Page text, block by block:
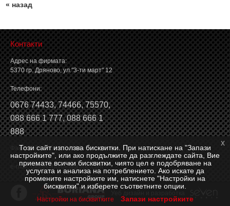
« назад
Контакти
Адрес на фирмата:
5370 гр. Дряново, ул."3-ти март" 12
Телефони:
0676 74433,74466,75570,
088 666 1 777,088 666 1
888
Факс: 0676 74546, 74466
e-mail:office@borianagroup.com
Този сайт използва бисквитки. При натискане на "Запази
настройките", или ако продължите да разглеждате сайта, Вие
приемате всички бисквитки, чиято цел е подобряване на
услугата и анализа на потреблението. Ако искате да
промените настройките им, натиснете "Настройки на
бисквитки" и изберете съответните опции.
Настройки на бисквитките Запази настройките
x